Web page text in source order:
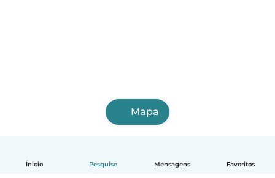
Ínicio Pesquise Mensagens Favoritos
Mapa